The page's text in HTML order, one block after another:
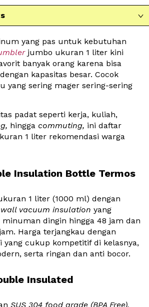

yang pas untuk kebutuhan
jumbo ukuran 1 liter kini
banyak orang karena bisa
kapasitas besar. Cocok
yang sering mager sering-sering
padat seperti kerja, kuliah,
hingga commuting,
1 liter rekomendasi warga
Insulation Bottle Termos
1 liter (1000 ml) dengan
vacuum insulation yang
dingin hingga 48 jam dan
Harga terjangkau dengan
yang cukup kompetitif di kelasnya,
serta ringan dan anti bocor.
Insulated
SUS 304 food grade (BPA Free),